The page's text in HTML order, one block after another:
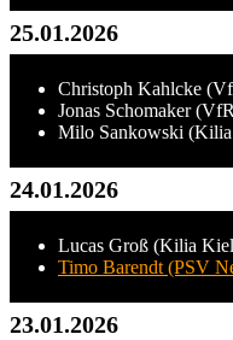
25.01.2026
Christoph Kahlcke
Jonas Schomaker
Milo Sankowski
24.01.2026
Lucas Groß (Kilia
Timo Barendt (PSV
23.01.2026